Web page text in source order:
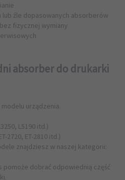
źle dopasowanych absorberów
fizycznej wymiany
absorber do drukarki
urządzenia.
L5190 itd.)
2720, ET-2810 itd.)
znajdziesz w naszej kategorii:
pomoże dobrać odpowiednią część